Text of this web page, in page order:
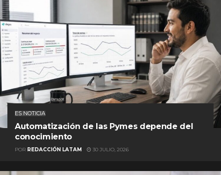
ES NOTICIA
Automatización de las Pymes depende del
conocimiento
POR REDACCIÓN LATAM 30 JULIO, 2026